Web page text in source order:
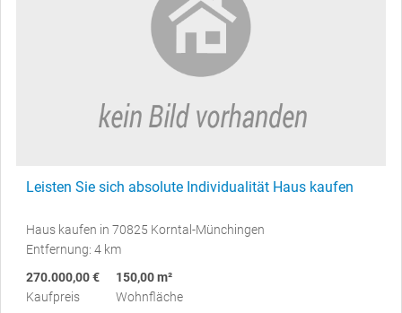
Leisten Sie sich absolute Individualität Haus kaufen
Haus kaufen in 70825 Korntal-Münchingen
Entfernung: 4 km
270.000,00 €
Kaufpreis
150,00 m²
Wohnfläche